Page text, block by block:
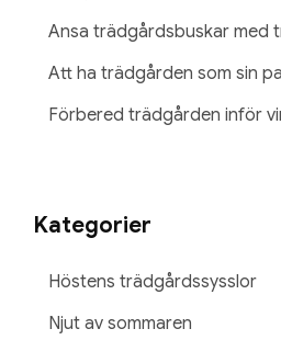
Ansa trädgårdsbuskar med
Att ha trädgården som sin
Förbered trädgården inför
Kategorier
Höstens trädgårdssysslor
Njut av sommaren